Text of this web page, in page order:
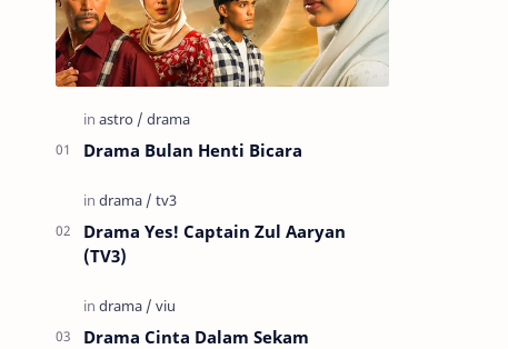
Drama Bulan Henti Bicara
Drama Yes! Captain Zul Aaryan
(TV3)
Drama Cinta Dalam Sekam